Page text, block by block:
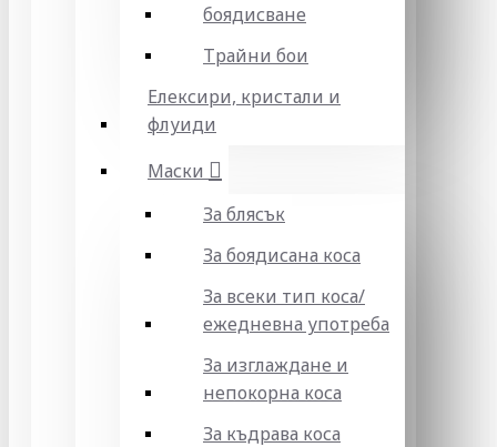
боядисване
Трайни бои
Елексири, кристали и
флуиди
Маски
За блясък
За боядисана коса
За всеки тип коса/
ежедневна употреба
За изглаждане и
непокорна коса
За къдрава коса